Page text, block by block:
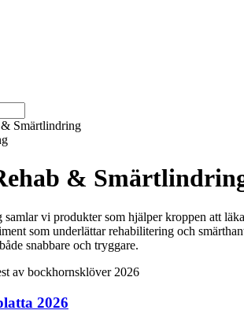
Smärtlindring
&
vi produkter som hjälper kroppen att
som underlättar rehabilitering och
snabbare och tryggare.
2026